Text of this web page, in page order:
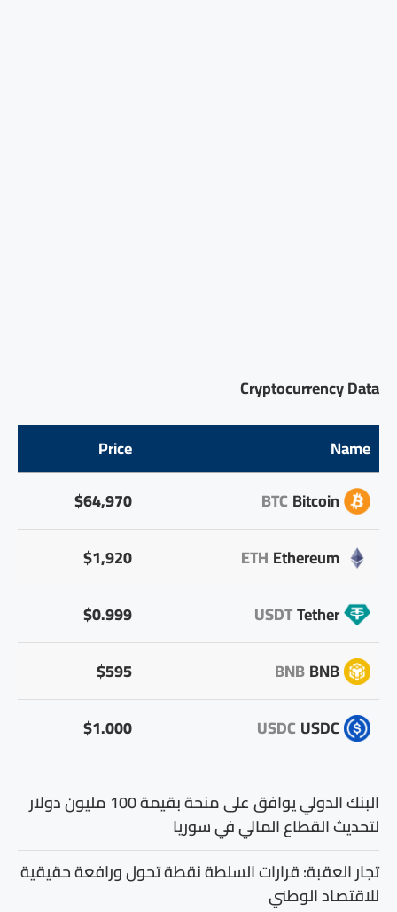
Cryptocurrency Data
Name
Price
Bitcoin
BTC
$64,970
Ethereum
ETH
$1,920
Tether
USDT
$0.999
BNB
BNB
$595
USDC
USDC
$1.000
البنك الدولي يوافق على منحة بقيمة 100 مليون دولار
لتحديث القطاع المالي في سوريا
تجار العقبة: قرارات السلطة نقطة تحول ورافعة حقيقية
للاقتصاد الوطني